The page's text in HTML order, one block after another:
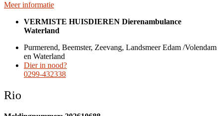
Meer informatie
VERMISTE HUISDIEREN Dierenambulance
Waterland
Purmerend, Beemster, Zeevang, Landsmeer Edam /Volendam
en Waterland
Dier in nood?
0299-432338
Rio